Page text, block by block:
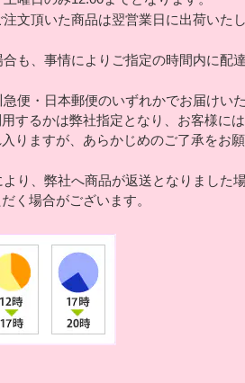
文頂いた商品は翌営業日に出荷いた
も、事情によりご指定の時間内に配
便・日本郵便のいずれかでお届けい
するかは弊社指定となり、お客様に
りますが、あらかじめのご了承をお
り、弊社へ商品が返送となりました
く場合がございます。